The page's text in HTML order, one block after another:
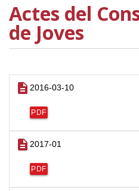
Actes del
de Joves
description 2016-03-10
PDF
description 2017-01
PDF